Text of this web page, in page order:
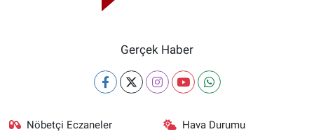
Gerçek Haber
Nöbetçi Eczaneler Hava Durumu